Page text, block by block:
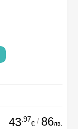
43.97
€ / 86лв.